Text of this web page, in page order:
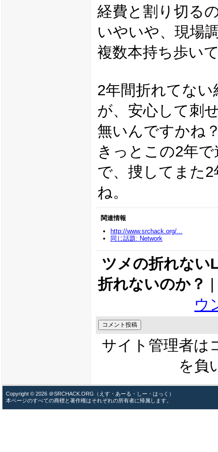
経費と割り切る
いやいや、現場
複数本持ち歩い
2年間折れてな
が、安心して刺
無いんですかね
きっとこの2年
で、捜してまた
ね。
関連情報
http://www.srchack.org/...
同じ話題: Network
ツメの折れない
折れないのか？
ウ
サイト管理者は
を負
Copyright © 2026 ＠SRCHACK.ORG（えす・あーる・しー・はっく）
本ページのすべての商標と著作権はそれぞれの所有者に帰属します。